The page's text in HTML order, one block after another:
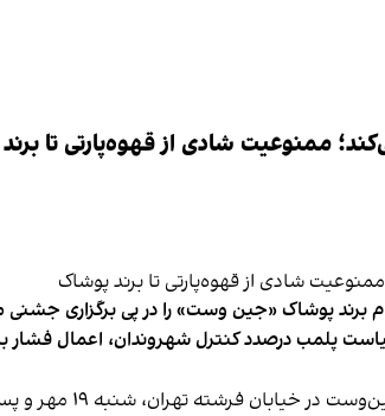
ممنوعیت شادی از قهوه‌پارتی تا
برند پوشاک «جین وست» را در پی برگزاری
پلمب درصدد کنترل شهروندان، اعمال فشار